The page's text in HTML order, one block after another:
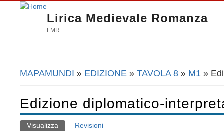
Lirica Medievale Romanza
LMR
Tu sei qui
MAPAMUNDI » EDIZIONE » TAVOLA 8 » M1 »
Edizione diplomatico-
Schede primarie
Visualizza (scheda attiva)
Revisioni